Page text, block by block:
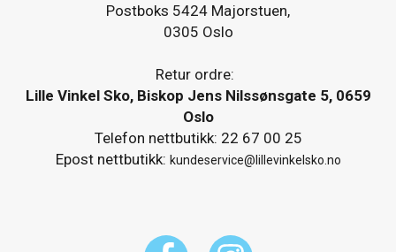
Postboks 5424 Majorstuen,
0305 Oslo
Retur ordre:
Lille Vinkel Sko, Biskop Jens Nilssønsgate 5, 0659
Oslo
Telefon nettbutikk: 22 67 00 25
Epost nettbutikk: kundeservice@lillevinkelsko.no